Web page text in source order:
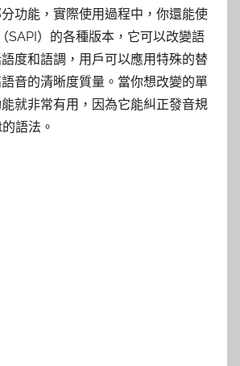
功能，實際使用過程中，你還能使
SAPI）的各種版本，它可以改變語
度和語調，用戶可以應用特殊的替
音的清晰度質量。當你想改變的單
就非常有用，因為它能糾正發音規
語法。